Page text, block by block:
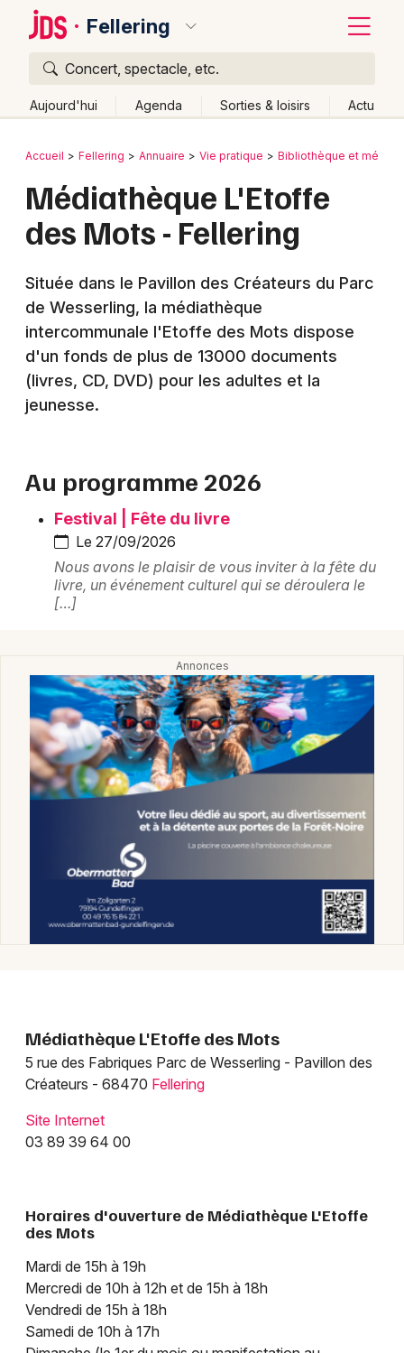
Fellering
Concert, spectacle, etc.
Aujourd'hui Agenda Sorties & loisirs Actu
Publier un événement
Activité & Expérience
Manifestations
Foires & salons
Concerts
Sports
Soirées
Sorties famille
Sorties & loisirs
Bibliothèque et médiathèque en Alsace
Bibliothèque et médiathèque dans le Grand Est
Jeux concours
Newsletter des sorties
Magazine dans le Haut-Rhin
Actus tourisme & loisirs
Choisir mes départements
Bordeaux
Colmar
Lyon
Marseille
Mulhouse
Montpellier
Nice
Paris
Strasbourg
Toulouse
Retour
Accueil Fellering Annuaire Vie pratique Bibliothèque et
Médiathèque L'Etoffe
des Mots - Fellering
Située dans le Pavillon des Créateurs du Parc
de Wesserling, la médiathèque
intercommunale l'Etoffe des Mots dispose
d'un fonds de plus de 13000 documents
(livres, CD, DVD) pour les adultes et la
jeunesse.
Au programme 2026
Festival | Fête du livre
Le 27/09/2026
Nous avons le plaisir de vous inviter à la fête du
livre, un événement culturel qui se déroulera le
[…]
Médiathèque L'Etoffe des Mots
5 rue des Fabriques Parc de Wesserling - Pavillon des
Créateurs - 68470 Fellering
Site Internet
03 89 39 64 00
Horaires d'ouverture de Médiathèque L'Etoffe
des Mots
Mardi de 15h à 19h
Mercredi de 10h à 12h et de 15h à 18h
Vendredi de 15h à 18h
Samedi de 10h à 17h
Quoi ?
Où ?
Près de moi
Changer de lieu
Quand ?
Effacer les dates